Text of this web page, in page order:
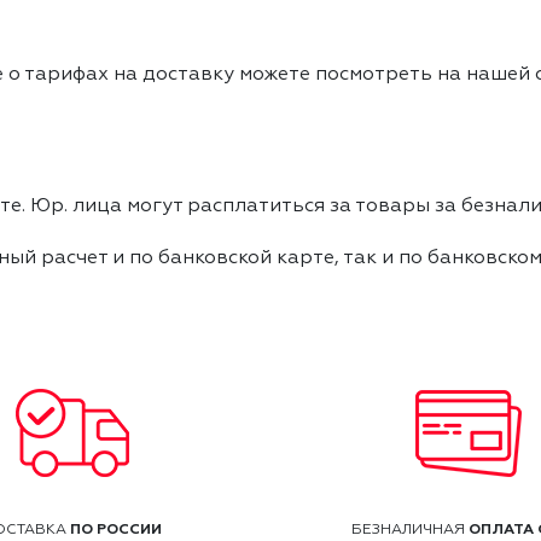
тарифах на доставку можете посмотреть на нашей
Юр. лица могут расплатиться за товары за
расчет и по банковской карте, так и по
ПО РОССИИ БЕЗНАЛИЧНАЯ ОПЛАТА